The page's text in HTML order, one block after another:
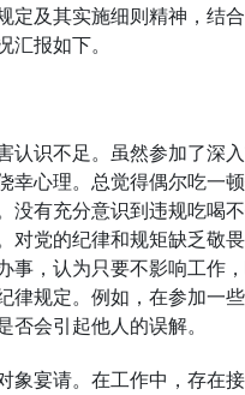
定及其实施细则精神，结
报如下。
认识不足。虽然参加了深
幸心理。总觉得偶尔吃一
没有充分意识到违规吃喝
对党的纪律和规矩缺乏敬
，认为只要不影响工作
律规定。例如，在参加一
会引起他人的误解。
象宴请。在工作中，存在